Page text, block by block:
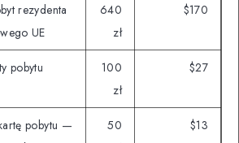
rezydenta
UE
640
zł
$170
pobytu
100
zł
$27
pobytu —
50
$13